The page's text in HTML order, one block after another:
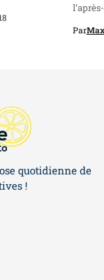
Par
quotidienne de
!